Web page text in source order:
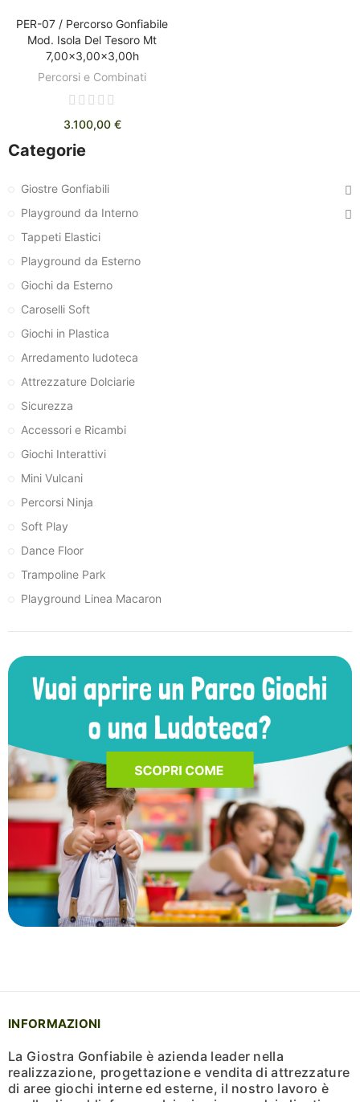
AGGIUNGI AL CARRELLO
PER-07 / Percorso Gonfiabile
Mod. Isola Del Tesoro Mt
7,00x3,00x3,00h
Percorsi e Combinati
3.100,00 €
Categorie
Giostre Gonfiabili
Playground da Interno
Tappeti Elastici
Playground da Esterno
Giochi da Esterno
Caroselli Soft
Giochi in Plastica
Arredamento ludoteca
Attrezzature Dolciarie
Sicurezza
Accessori e Ricambi
Giochi Interattivi
Mini Vulcani
Percorsi Ninja
Soft Play
Dance Floor
Trampoline Park
Playground Linea Macaron
INFORMAZIONI
La Giostra Gonfiabile è azienda leader nella
realizzazione, progettazione e vendita di attrezzature
di aree giochi interne ed esterne, il nostro lavoro è